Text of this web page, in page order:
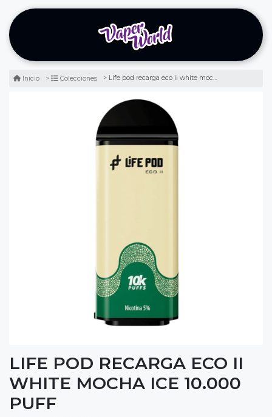
Inicio Colecciones Life pod recarga eco ii white mocha ice 10.000 puff
LIFE POD RECARGA ECO II
WHITE MOCHA ICE 10.000
PUFF